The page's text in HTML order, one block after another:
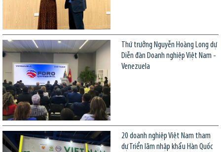
Thứ trưởng Nguyễn Hoàng Long dự
Diễn đàn Doanh nghiệp Việt Nam -
Venezuela
20 doanh nghiệp Việt Nam tham
dự Triển lãm nhập khẩu Hàn Quốc